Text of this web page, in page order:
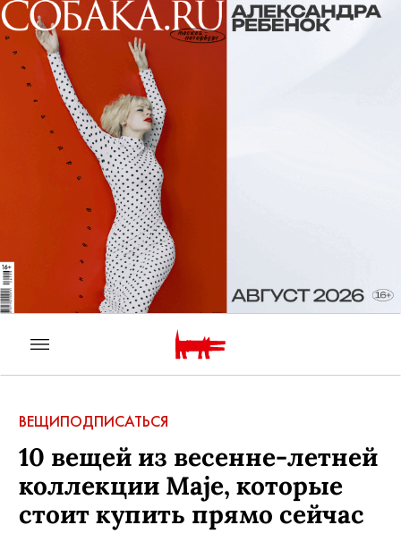
ВЕЩИПОДПИСАТЬСЯ
10 вещей из весенне-летней
коллекции Maje, которые
стоит купить прямо сейчас